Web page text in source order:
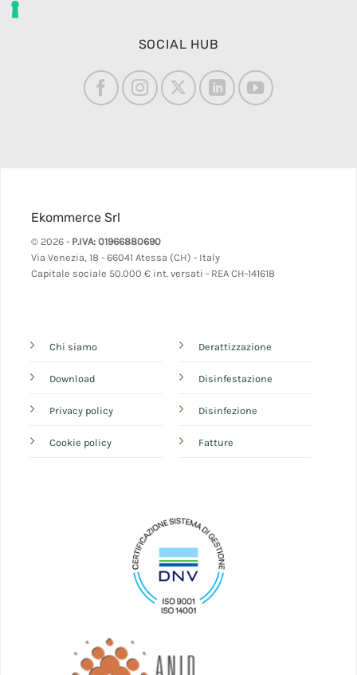
SOCIAL HUB
Ekommerce Srl
© 2026 - P.IVA: 01966880690
Via Venezia, 18 - 66041 Atessa (CH) - Italy
Capitale sociale 50.000 € int. versati - REA CH-141618
Chi siamo
Download
Privacy policy
Cookie policy
Derattizzazione
Disinfestazione
Disinfezione
Fatture